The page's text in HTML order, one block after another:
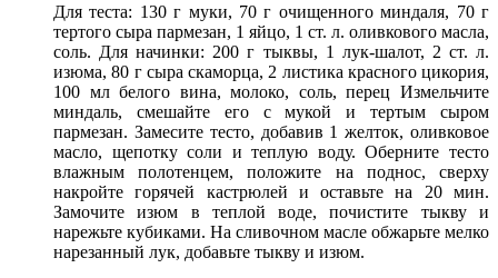
Для теста: 130 г муки, 70 г очищенного миндаля, 70 г
тертого сыра пармезан, 1 яйцо, 1 ст. л. оливкового масла,
соль. Для начинки: 200 г тыквы, 1 лук-шалот, 2 ст. л.
изюма, 80 г сыра скаморца, 2 листика красного цикория,
100 мл белого вина, молоко, соль, перец Измельчите
миндаль, смешайте его с мукой и тертым сыром
пармезан. Замесите тесто, добавив 1 желток, оливковое
масло, щепотку соли и теплую воду. Оберните тесто
влажным полотенцем, положите на поднос, сверху
накройте горячей кастрюлей и оставьте на 20 мин.
Замочите изюм в теплой воде, почистите тыкву и
нарежьте кубиками. На сливочном масле обжарьте мелко
нарезанный лук, добавьте тыкву и изюм.